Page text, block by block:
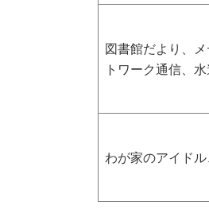
図書館だより、
トワーク通信、
わが家のアイド